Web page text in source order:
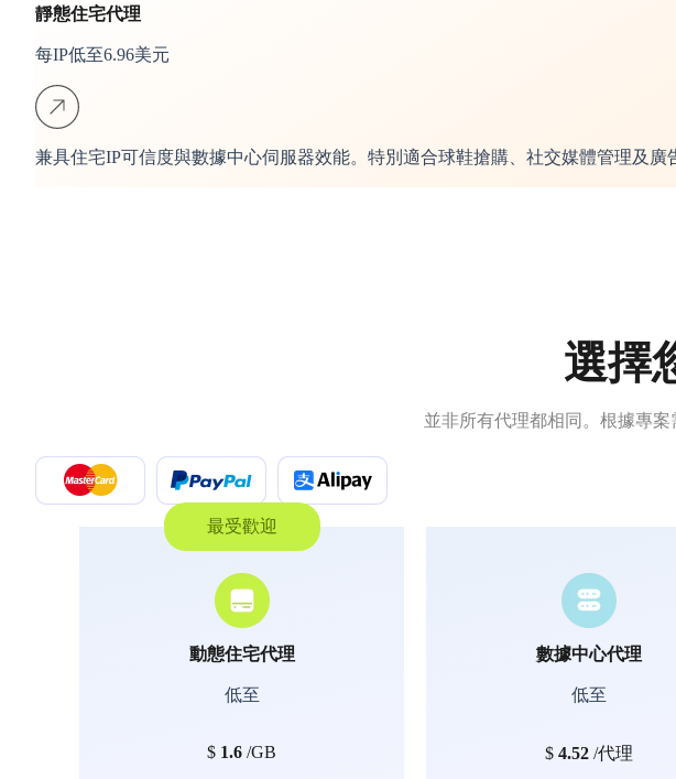
靜態住宅代理
每IP低至6.96美元
兼具住宅IP可信度與數據中心伺服器效能。特別適合球鞋搶購、社交媒體管理及廣
選擇
並非所有代理都相同。根據專
最受歡迎
動態住宅代理
低至
$ 1.6 /GB
數據中心代理
低至
$ 4.52/代理